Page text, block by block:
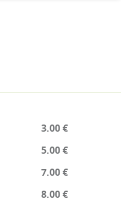
3.00 €
5.00 €
7.00 €
8.00 €